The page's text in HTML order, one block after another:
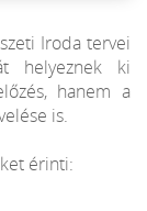
Iroda tervei
helyeznek ki
hanem a
is.
érinti: